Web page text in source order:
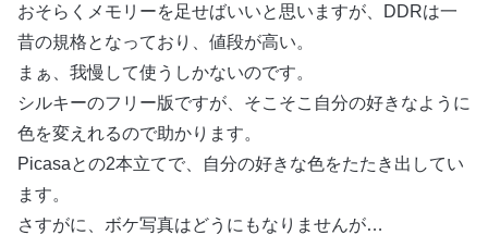
おそらくメモリーを足せばいいと思いますが、DDRは一
昔の規格となっており、値段が高い。
まぁ、我慢して使うしかないのです。
シルキーのフリー版ですが、そこそこ自分の好きなように
色を変えれるので助かります。
Picasaとの2本立てで、自分の好きな色をたたき出してい
ます。
さすがに、ボケ写真はどうにもなりませんが…